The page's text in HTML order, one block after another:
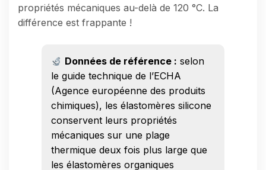
propriétés mécaniques au-delà de 120 °C. La
différence est frappante !
Données de référence : selon
le guide technique de l’ECHA
(Agence européenne des produits
chimiques), les élastomères silicone
conservent leurs propriétés
mécaniques sur une plage
thermique deux fois plus large que
les élastomères organiques